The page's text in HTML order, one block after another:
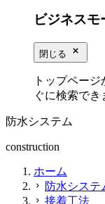
ビジネスモ
閉じる close_small
トップペー
ぐに検索でき
防水システム
construction
ホーム
chevron_right 防水システ
chevron_right 接着工法